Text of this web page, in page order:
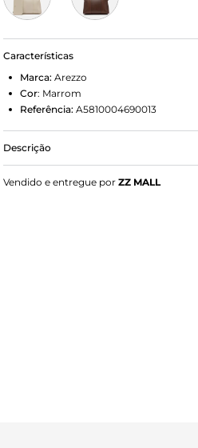
Características
Marca: Arezzo
Cor: Marrom
Referência: A5810004690013
Descrição
Bolsa Tote Marrom Média
Vendido e entregue por ZZ MALL